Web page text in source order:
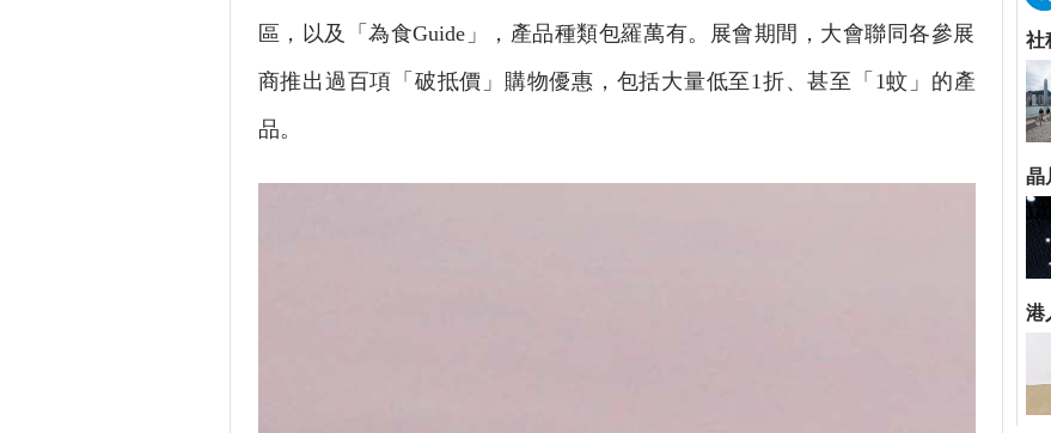
區，以及「為食Guide」，產品種類包羅萬有。展會期間，大會聯同各參展
商推出過百項「破抵價」購物優惠，包括大量低至1折、甚至「1蚊」的產
品。